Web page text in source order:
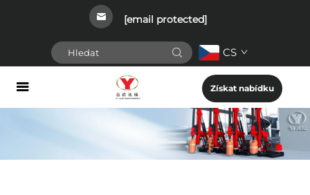
[email protected]
CS
Získat nabídku